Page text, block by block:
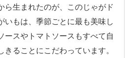
ら生まれたのが、このじゃがド
いもは、季節ごとに最も美味し
ースやトマトソースもすべて自
ることにこだわっています。